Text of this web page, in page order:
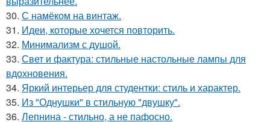
30. С намёком на винтаж.
31. Идеи, которые хочется повторить.
32. Минимализм с душой.
33. Свет и фактура: стильные настольные лампы для
вдохновения.
34. Яркий интерьер для студентки: стиль и характер.
35. Из "Однушки" в стильную "двушку".
36. Лепнина - стильно, а не пафосно.